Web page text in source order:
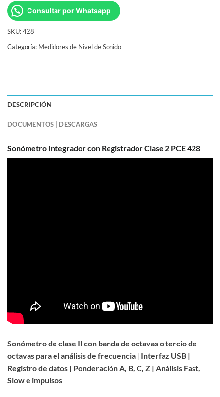
Consultar por Whatsapp
SKU:428
Categoría: Medidores de Nivel de Sonido
DESCRIPCIÓN
DOCUMENTOS | DESCARGAS
Sonómetro Integrador con Registrador Clase 2 PCE 428
Sonómetro de clase II con banda de octavas o tercio de
octavas para el análisis de frecuencia | Interfaz USB |
Registro de datos | Ponderación A, B, C, Z | Análisis Fast,
Slow e impulsos